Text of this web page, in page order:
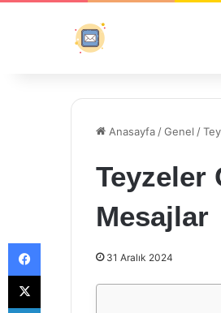
Anasayfa /Genel /
Teyzeler
Mesajlar
31 Aralık 2024
Facebook
X
LinkedIn